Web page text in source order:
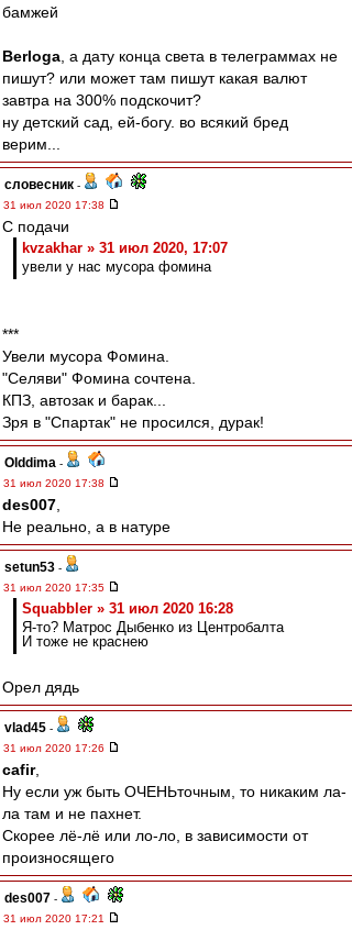
бамжей
Berloga , а дату конца света в телеграммах не
пишут? или может там пишут какая валют
завтра на 300% подскочит?
ну детский сад, ей-богу. во всякий бред
верим...
словесник -
31 июл 2020 17:38
С подачи
kvzakhar » 31 июл 2020, 17:07
увели у нас мусора фомина
***
Увели мусора Фомина.
"Селяви" Фомина сочтена.
КПЗ, автозак и барак...
Зря в "Спартак" не просился, дурак!
Olddima -
31 июл 2020 17:38
des007
Не реально, а в натуре
setun53 -
31 июл 2020 17:35
Squabbler » 31 июл 2020 16:28
Я-то? Матрос Дыбенко из Центробалта
И тоже не краснею
Орел дядь
vlad45 -
31 июл 2020 17:26
cafir,
Ну если уж быть ОЧЕНЬточным, то никаким ла-
ла там и не пахнет.
Скорее лё-лё или ло-ло, в зависимости от
произносящего
des007 -
31 июл 2020 17:21